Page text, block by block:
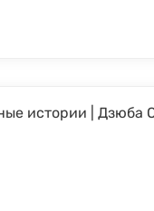
истории | Дзюба